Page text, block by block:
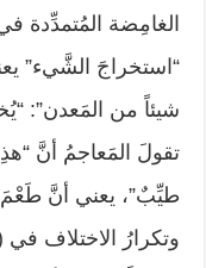
الغامِضة المُتمدِّدة
“استخراجَ الشَّيء”
شيئاً من المَعدن”:
تقولَ المَعاجمُ أنَّ
طيِّبٌ”، يعني أنَّ طَعْمَ
وتكرارُ الاختلاف